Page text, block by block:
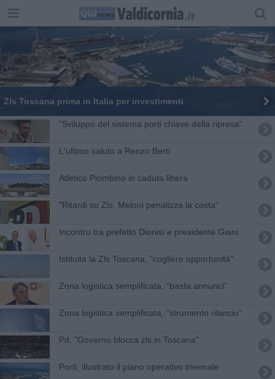
Zls Toscana prima in Italia per investimenti
"Sviluppo del sistema porti chiave della ripresa"
L'ultimo saluto a Renzo Berti
Atletico Piombino in caduta libera
"Ritardi su Zls, Meloni penalizza la costa"
Incontro tra prefetto Dionisi e presidente Giani
Istituita la Zls Toscana, "cogliere opportunità"
Zona logistica semplificata, “basta annunci”
Zona logistica semplificata, "strumento rilancio"
Pd, "Governo blocca zls in Toscana"
Porti, illustrato il piano operativo triennale